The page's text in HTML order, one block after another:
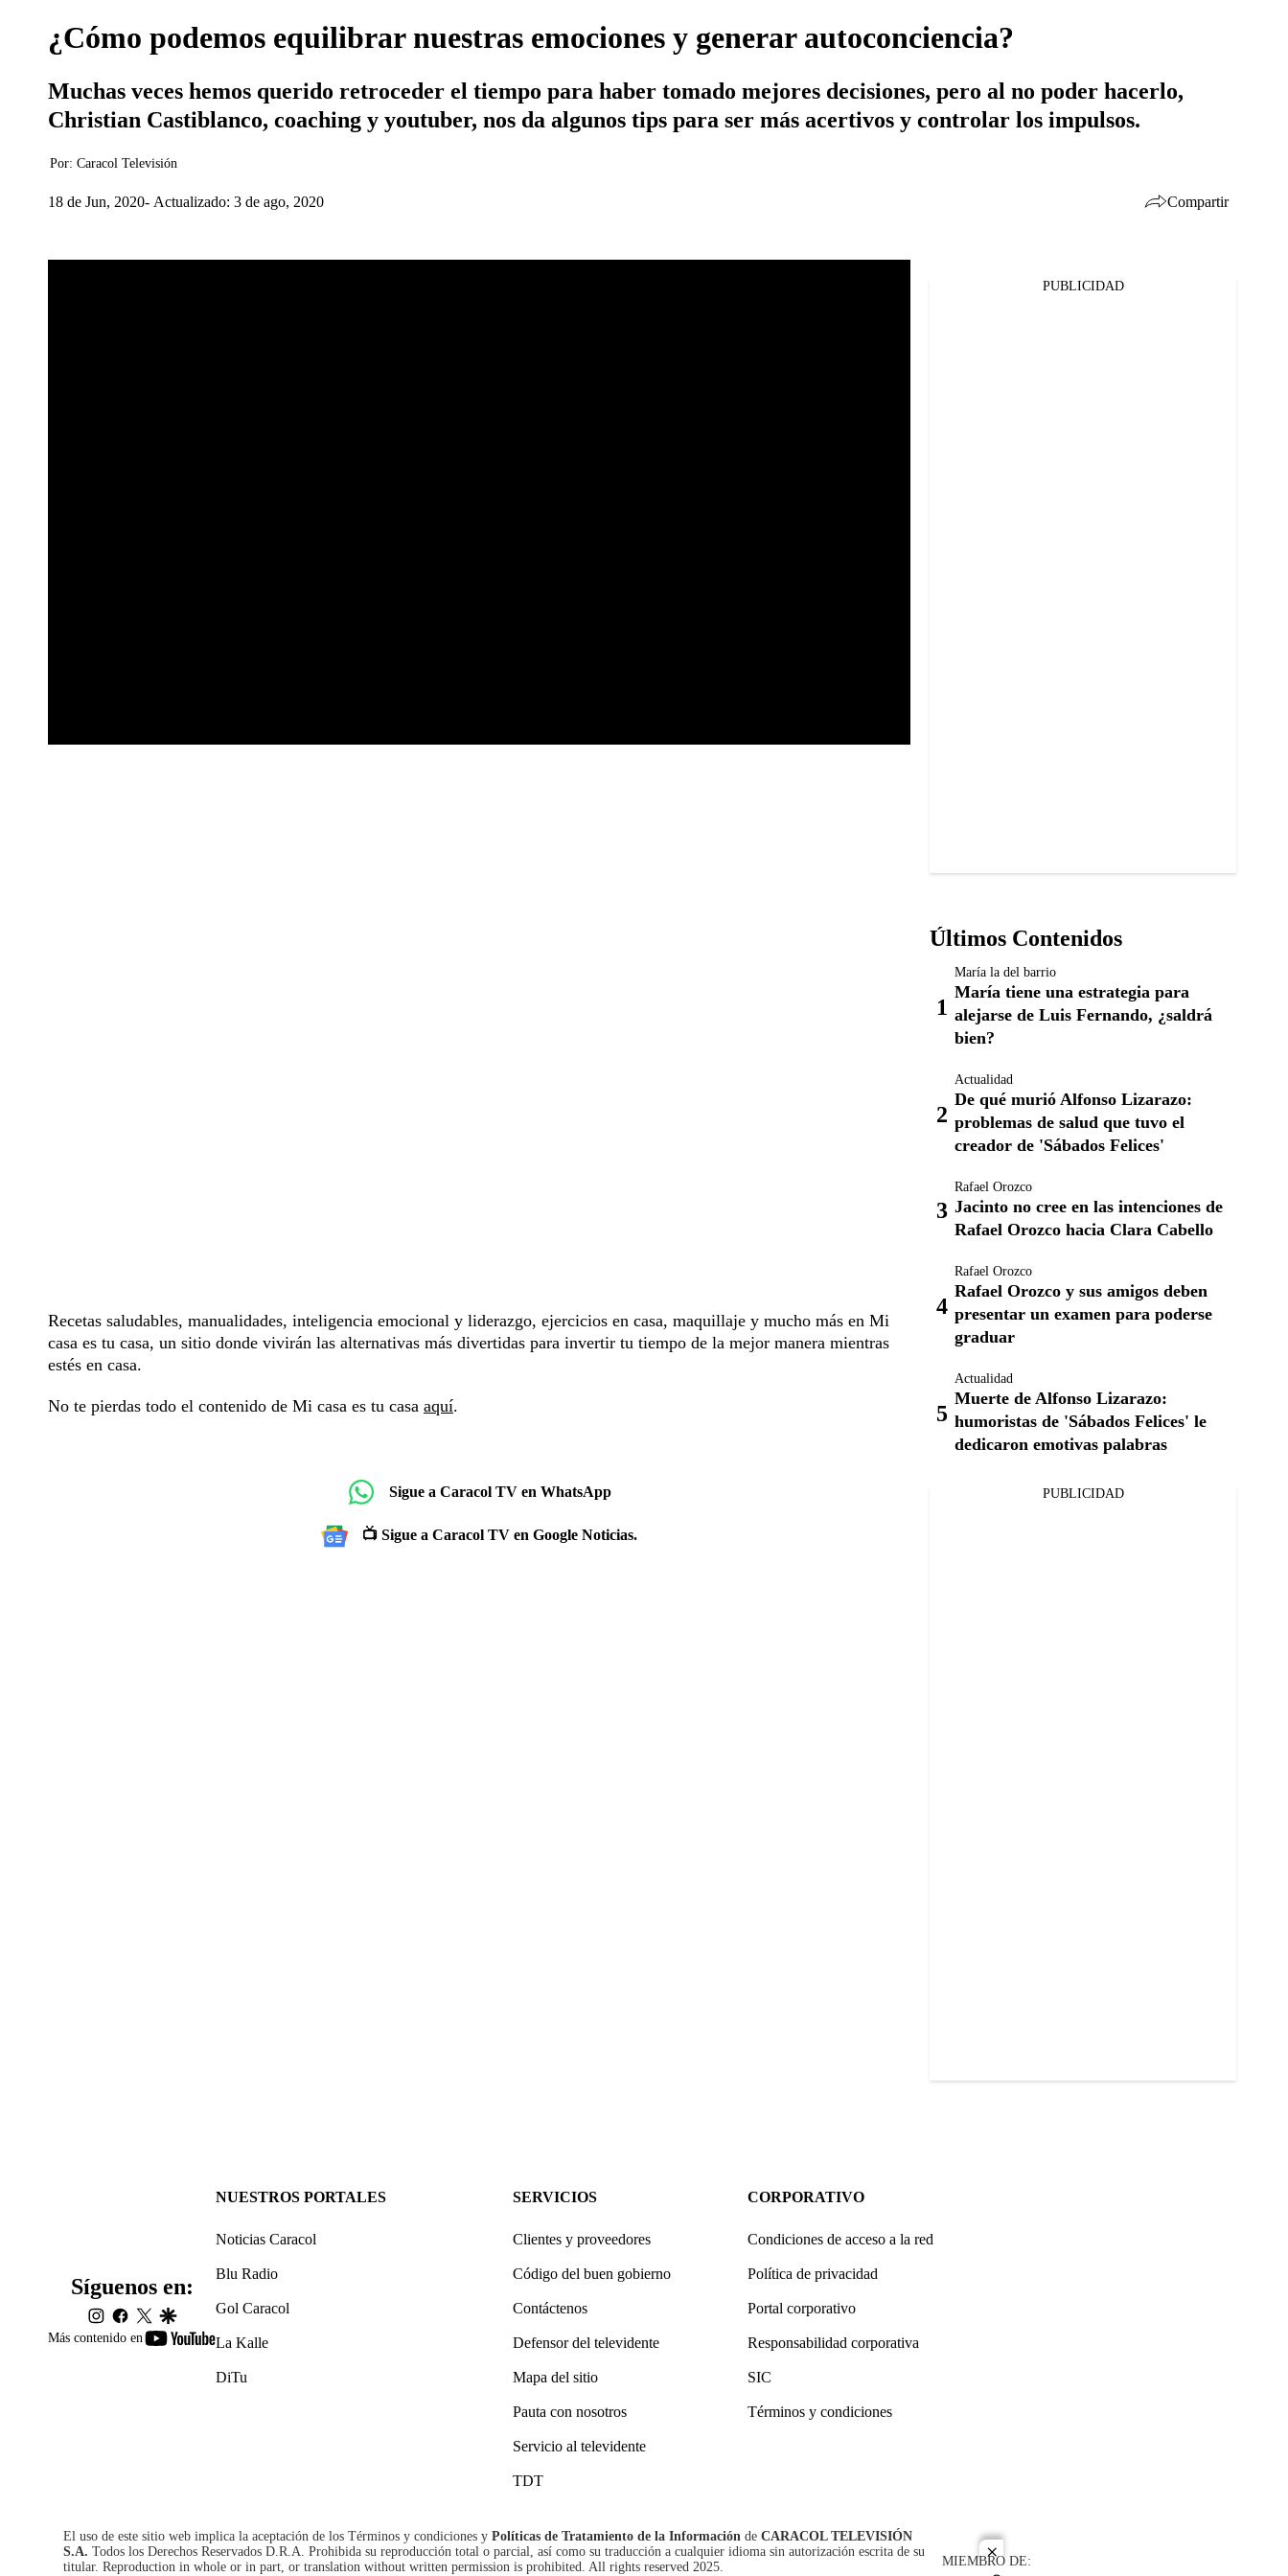
close
¿Cómo podemos equilibrar nuestras emociones y generar autoconciencia?
Muchas veces hemos querido retroceder el tiempo para haber tomado mejores decisiones, pero al no poder hacerlo,
Christian Castiblanco, coaching y youtuber, nos da algunos tips para ser más acertivos y controlar los impulsos.
Por: Caracol Televisión
18 de Jun, 2020 Actualizado: 3 de ago, 2020 Compartir
Recetas saludables, manualidades, inteligencia emocional y liderazgo, ejercicios en casa, maquillaje y mucho más en Mi
casa es tu casa, un sitio donde vivirán las alternativas más divertidas para invertir tu tiempo de la mejor manera mientras
estés en casa.
No te pierdas todo el contenido de Mi casa es tu casa aquí.
Sigue a Caracol TV en WhatsApp
📺 Sigue a Caracol TV en Google Noticias.
PUBLICIDAD
Últimos Contenidos
María la del barrio
María tiene una estrategia para
alejarse de Luis Fernando, ¿saldrá
bien?
Actualidad
De qué murió Alfonso Lizarazo:
problemas de salud que tuvo el
creador de 'Sábados Felices'
Rafael Orozco
Jacinto no cree en las intenciones de
Rafael Orozco hacia Clara Cabello
Rafael Orozco
Rafael Orozco y sus amigos deben
presentar un examen para poderse
graduar
Actualidad
Muerte de Alfonso Lizarazo:
humoristas de 'Sábados Felices' le
dedicaron emotivas palabras
PUBLICIDAD
Más contenido en
youtube-
Síguenos en:
instagram
facebook
twittergoogle
NUESTROS PORTALES
Noticias Caracol
Blu Radio
Gol Caracol
La Kalle
DiTu
SERVICIOS
Clientes y proveedores
Código del buen gobierno
Contáctenos
Defensor del televidente
Mapa del sitio
Pauta con nosotros
Servicio al televidente
TDT
CORPORATIVO
Condiciones de acceso a la red
Política de privacidad
Portal corporativo
Responsabilidad corporativa
SIC
Términos y condiciones
El uso de este sitio web implica la aceptación de los Términos y condiciones y Políticas de Tratamiento de la Información de CARACOL TELEVISIÓN
S.A. Todos los Derechos Reservados D.R.A. Prohibida su reproducción total o parcial, así como su traducción a cualquier idioma sin autorización escrita de su
titular. Reproduction in whole or in part, or translation without written permission is prohibited. All rights reserved 2025.
MIEMBRO DE: